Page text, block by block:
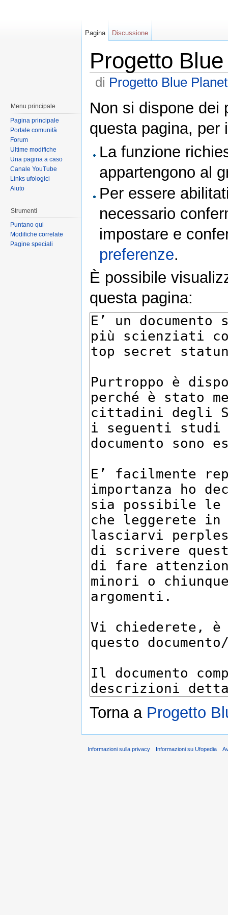
Progetto
di Progetto Blue Planet
Non si dispone dei
questa pagina, per
La funzione
appartengono al
Per essere
necessario
impostare e
preferenze.
È possibile
questa pagina:
Torna a Progetto
Pagina Discussione
Menu principale
Pagina principale
Portale comunità
Forum
Ultime modifiche
Una pagina a caso
Canale YouTube
Links ufologici
Aiuto
Strumenti
Puntano qui
Modifiche correlate
Pagine speciali
Informazioni sulla privacy Informazioni su Ufopedia